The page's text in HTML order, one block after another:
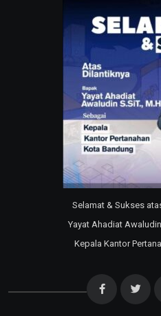
Selamat & Sukses
Yayat Ahadiat
Kepala Kantor